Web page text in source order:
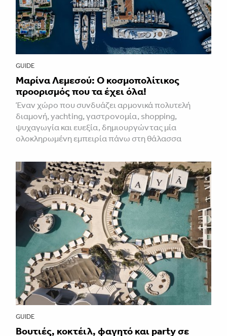
GUIDE
Μαρίνα Λεμεσού: Ο κοσμοπολίτικος
προορισμός που τα έχει όλα!
Έναν χώρο που συνδυάζει αρμονικά πολυτελή
διαμονή, yachting, γαστρονομία, shopping,
ψυχαγωγία και ευεξία, δημιουργώντας μία
ολοκληρωμένη εμπειρία πάνω στη θάλασσα
GUIDE
Βουτιές, κοκτέιλ, φαγητό και party σε